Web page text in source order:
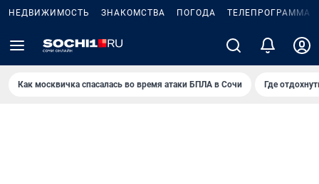
НЕДВИЖИМОСТЬ ЗНАКОМСТВА ПОГОДА ТЕЛЕПРОГРАММА
Как москвичка спасалась во время атаки БПЛА в Сочи Где